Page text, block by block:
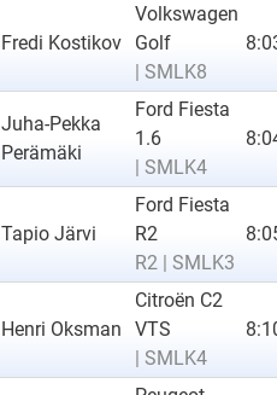
Fredi Kostikov
Volkswagen
Golf
| SMLK8
Juha-Pekka
Perämäki
Ford Fiesta
1.6
| SMLK4
Tapio Järvi
Ford Fiesta
R2
R2 | SMLK3
Henri Oksman
Citroën C2
VTS
| SMLK4